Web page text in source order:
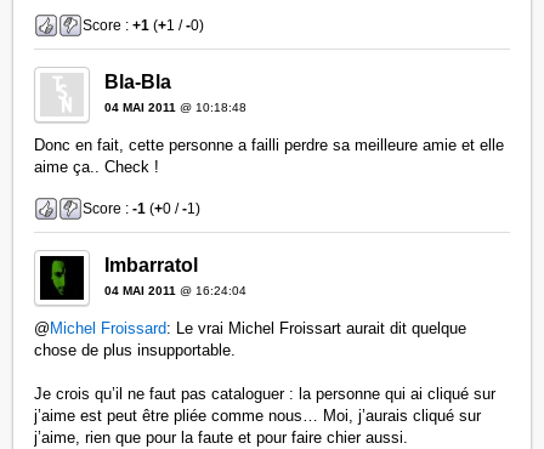
Score :+1 (+1 /-0)
Bla-Bla
04 MAI 2011 @ 10:18:48
Donc en fait, cette personne a failli perdre sa meilleure amie et elle
aime ça.. Check !
Score :-1 (+0 /-1)
Imbarratol
04 MAI 2011 @ 16:24:04
@ Michel Froissard: Le vrai Michel Froissart aurait dit quelque
chose de plus insupportable.
Je crois qu’il ne faut pas cataloguer : la personne qui ai cliqué sur
j’aime est peut être pliée comme nous… Moi, j’aurais cliqué sur
j’aime, rien que pour la faute et pour faire chier aussi.